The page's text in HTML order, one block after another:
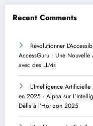
Recent Comments
Révolutionner
AccessGuru : Une
avec des LLMs
L'Intelligence
en 2025 - Alpha sur
Défis à l’Horizon 2025